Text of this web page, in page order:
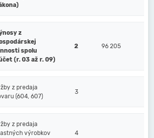
z
spolu
(r. 03 až r. 09)
2 96 205
z predaja
(604, 607)
3
z predaja
výrobkov
4